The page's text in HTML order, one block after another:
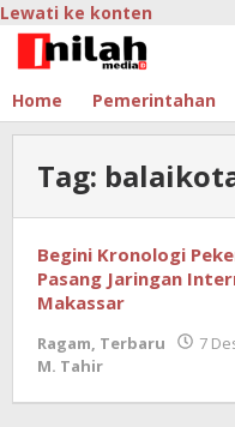
Lewati ke konten
Home Pemerintahan
Tag:
Begini Kronologi
Pasang Jaringan
Makassar
Ragam, Terbaru 7
M. Tahir